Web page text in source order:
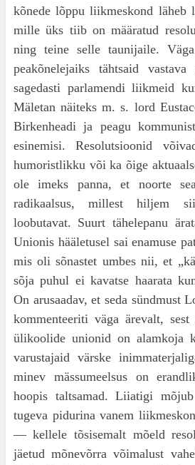
kõnede lõppu liikmeskond läheb
mille üks tiib on määratud
ning teine selle taunijaile. Väga
peakõnelejaiks tähtsaid
sage­dasti parlamendi liikmeid
Mäletan näiteks m. s. lord
Birkenheadi ja peagu
esinemisi. Resolutsioonid
humoristlikku või ka õige
ole imeks panna, et noorte
radikaalsus, millest hiljem
loobutavat. Suurt tähelepanu
Unionis hääletusel sai enamuse
mis oli sõnastet umbes nii, et
sõja puhul ei kavatse haarata
On arusaadav, et seda sündmust
kommenteeriti väga ärevalt,
ülikoolide unionid on alamkoja
varustajaid värske
minev mässumeelsus on
hoopis taltsamad. Liiatigi
tugeva pidu­rina vanem
— kellele tõsisemalt mõeld
jäetud mõnevõrra võimalust